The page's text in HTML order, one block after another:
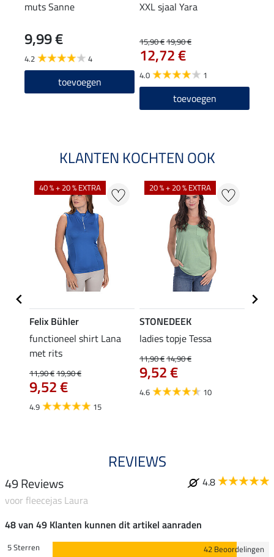
muts Sanne
9,99 €
4.2 4
toevoegen
XXL sjaal Yara
15,90 €19,90 €
12,72 €
4.0 1
toevoegen
KLANTEN KOCHTEN OOK
40 % + 20 % EXTRA
Felix Bühler
functioneel shirt Lana
met rits
11,90 €19,90 €
9,52 €
4.9 15
20 % + 20 % EXTRA
STONEDEEK
ladies topje Tessa
11,90 €14,90 €
9,52 €
4.6 10
REVIEWS
49 Reviews
4.8
voor fleecejas Laura
48 van 49 Klanten kunnen dit artikel aanraden
5 Sterren
42 Beoordelingen